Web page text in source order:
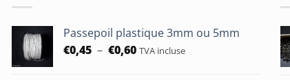
Passepoil plastique 3mm ou 5mm
€0,45 – €0,60Plage
TVA incluse